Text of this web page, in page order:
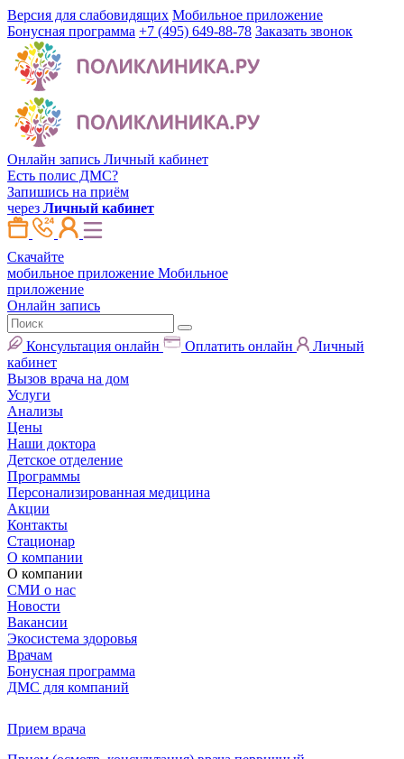
Версия для слабовидящих Мобильное приложение
Бонусная программа +7 (495) 649-88-78 Заказать звонок
Онлайн запись Личный кабинет
Есть полис ДМС?
Запишись на приём
через Личный кабинет
Скачайте
мобильное приложение Мобильное
приложение
Онлайн запись
Консультация онлайн Оплатить онлайн
Личный
кабинет
Вызов врача на дом
Услуги
Анализы
Цены
Наши доктора
Детское отделение
Программы
Персонализированная медицина
Акции
Контакты
Стационар
О компании
О компании
СМИ о нас
Новости
Вакансии
Экосистема здоровья
Врачам
Бонусная программа
ДМС для компаний
Прием врача